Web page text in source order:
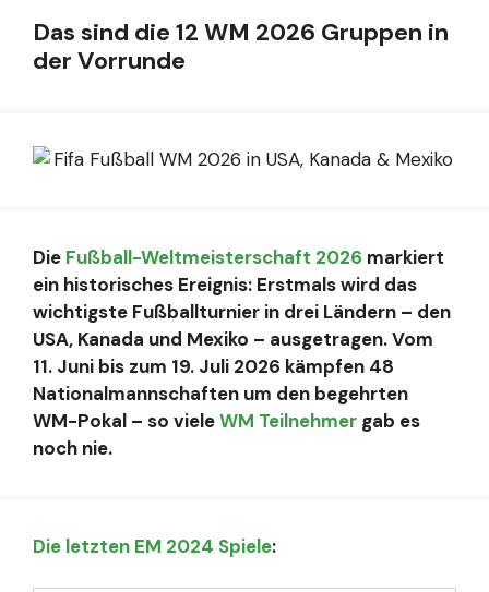
Das sind die 12 WM 2026 Gruppen in
der Vorrunde
Die Fußball-Weltmeisterschaft 2026 markiert
ein historisches Ereignis: Erstmals wird das
wichtigste Fußballturnier in drei Ländern – den
USA, Kanada und Mexiko – ausgetragen. Vom
11. Juni bis zum 19. Juli 2026 kämpfen 48
Nationalmannschaften um den begehrten
WM-Pokal – so vieleWM Teilnehmer gab es
noch nie.
Die letzten EM 2024 Spiele: